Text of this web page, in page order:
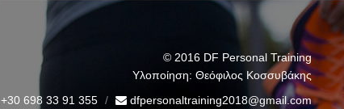
© 2016 DF Personal Training
Υλοποίηση: Θεόφιλος Κοσσυβάκης
+30 698 33 91 355
dfpersonaltraining2018@gmail.com